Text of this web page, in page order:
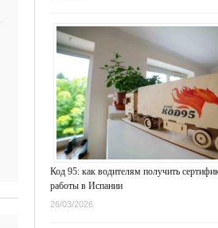
Код 95: как водителям получить
работы в Испании
26/03/2026